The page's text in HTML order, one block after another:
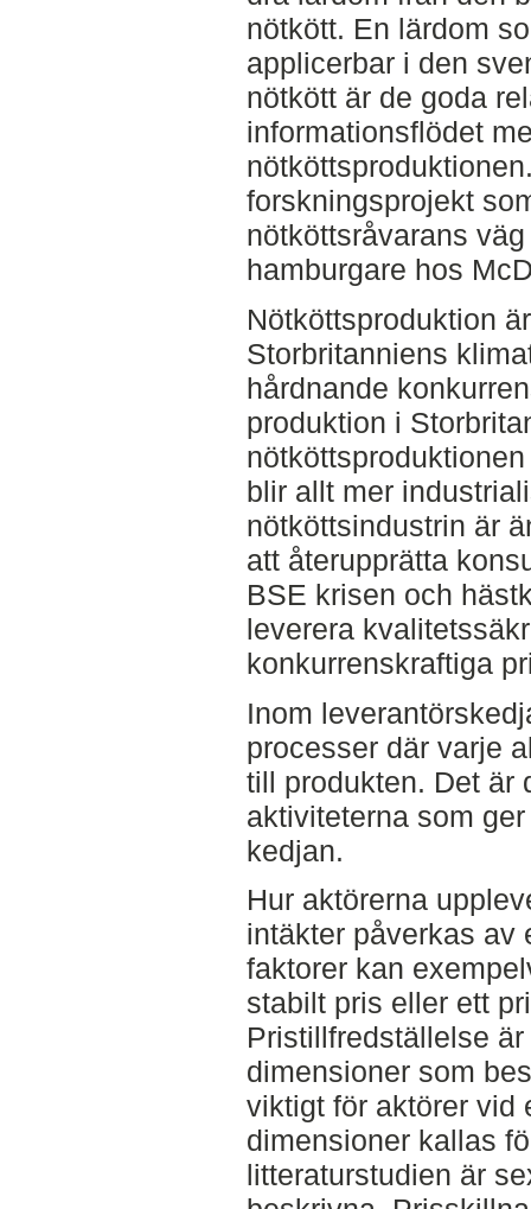
nötkött. En lärdom
applicerbar i den
nötkött är de goda
informationsflödet
forskningsprojekt
nötköttsråvarans
hamburgare hos
Nötköttsproduktion
Storbritanniens
hårdnande
produktion i
blir allt mer
nötköttsindustrin är
att återupprätta
BSE krisen och
leverera
konkurrenskraftiga
Inom
processer där varje
till produkten. Det är
aktiviteterna som
kedjan.
Hur aktörerna
intäkter påverkas av
faktorer kan
stabilt pris eller ett
Pristillfredställelse
dimensioner som
viktigt för aktörer vid
dimensioner kallas
litteraturstudien är